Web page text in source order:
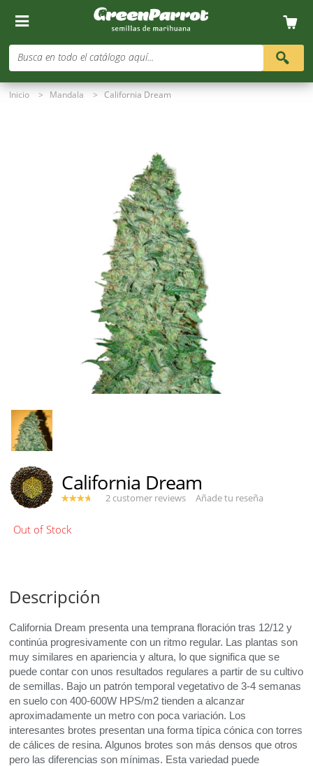
Busca en todo el catálogo aquí...
Inicio > Mandala > California Dream
California Dream
2 customer reviews Añade tu reseña
Descripción
California Dream presenta una temprana floración tras 12/12 y
continúa progresivamente con un ritmo regular. Las plantas son
muy similares en apariencia y altura, lo que significa que se
puede contar con unos resultados regulares a partir de su cultivo
de semillas. Bajo un patrón temporal vegetativo de 3-4 semanas
en suelo con 400-600W HPS/m2 tienden a alcanzar
aproximadamente un metro con poca variación. Los
interesantes brotes presentan una forma típica cónica con torres
de cálices de resina. Algunos brotes son más densos que otros
pero las diferencias son mínimas. Esta variedad puede